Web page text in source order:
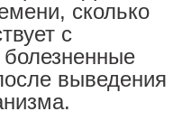
сколько
с
выведения